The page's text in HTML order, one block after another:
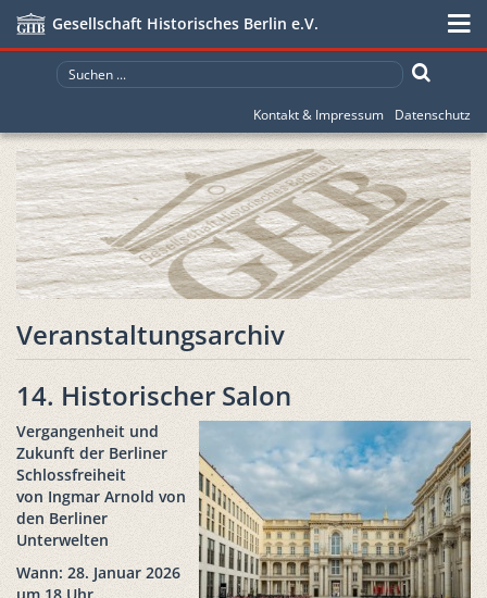
Gesellschaft Historisches Berlin e.V.
Kontakt & Impressum Datenschutz
Veranstaltungsarchiv
14. Historischer Salon
Vergangenheit und
Zukunft der Berliner
Schlossfreiheit
von Ingmar Arnold von
den Berliner
Unterwelten
Wann: 28. Januar 2026